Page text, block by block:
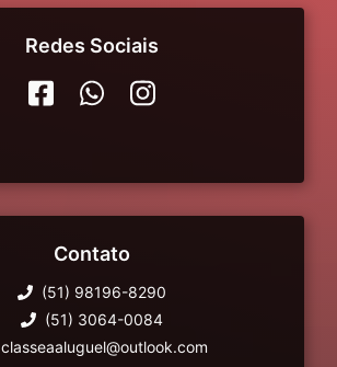
Redes Sociais
Contato
(51) 98196-8290
(51) 3064-0084
classeaaluguel@outlook.com